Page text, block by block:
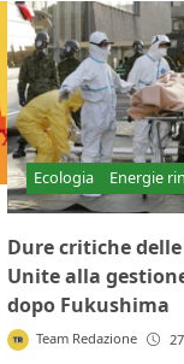
Ecologia Energie
Dure critiche
Unite alla
dopo Fukushima
Team Redazione